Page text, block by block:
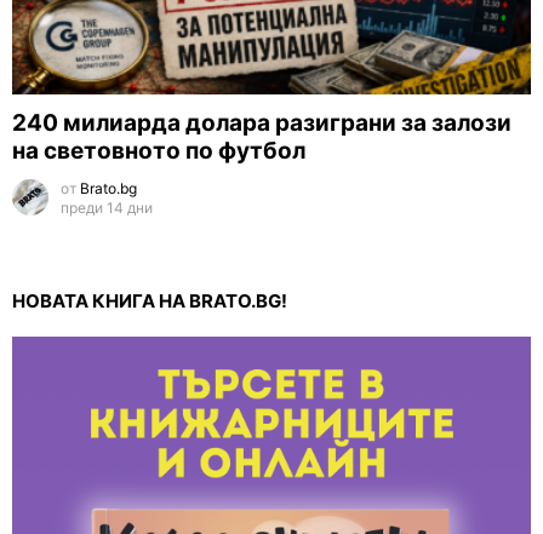
240 милиарда долара разиграни за залози
на световното по футбол
от Brato.bg
преди 14 дни
НОВАТА КНИГА НА BRATO.BG!